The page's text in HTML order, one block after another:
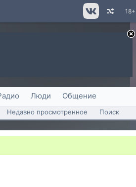
18+
Люди Общение
Недавно просмотренное Поиск